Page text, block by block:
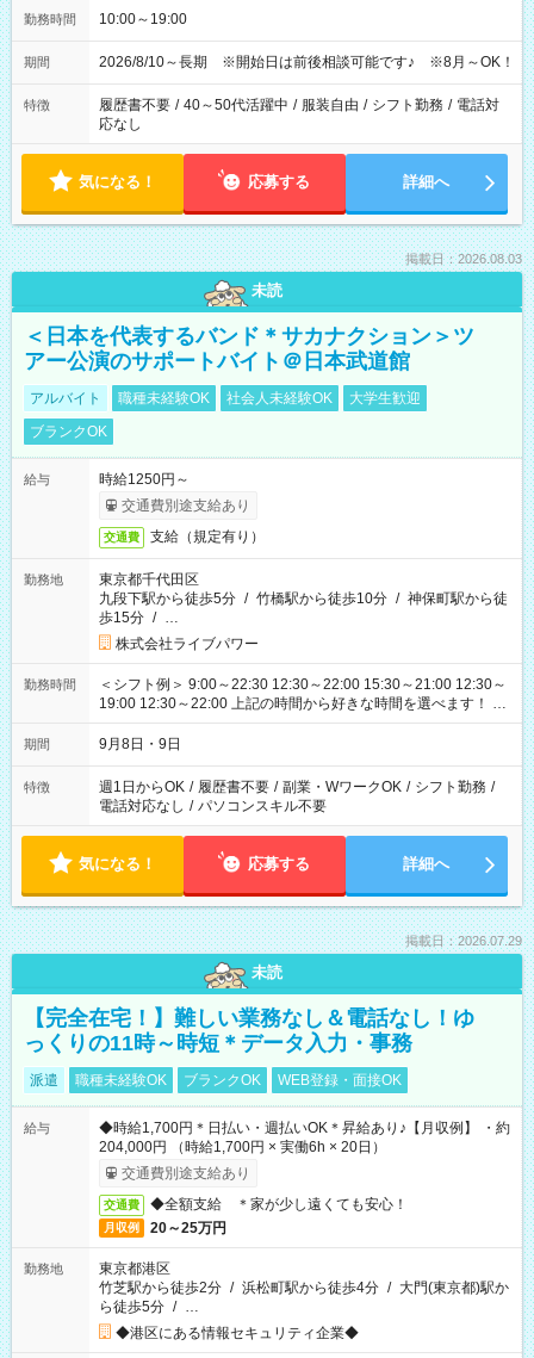
勤務時間 10:00～19:00
期間 2026/8/10～長期 ※開始日は前後相談可能です♪ ※8月～OK！
特徴 履歴書不要 / 40～50代活躍中 / 服装自由 / シフト勤務 / 電話対
応なし
気になる！ 応募する 詳細へ
掲載日：2026.08.03
未読
＜日本を代表するバンド＊サカナクション＞ツ
アー公演のサポートバイト＠日本武道館
アルバイト 職種未経験OK 社会人未経験OK
大学生歓迎
ブランクOK
給与
時給1250円～
交通費別途支給あり
交通費 支給（規定有り）
勤務地
東京都千代田区
九段下駅から徒歩5分 / 竹橋駅から徒歩10分 / 神保町駅から徒
歩15分 / …
株式会社ライブパワー
勤務時間
＜シフト例＞ 9:00～22:30 12:30～22:00 15:30～21:00 12:30～
19:00 12:30～22:00 上記の時間から好きな時間を選べます！ ※
時間は変更となる可能性があります
期間 9月8日・9日
特徴 週1日からOK / 履歴書不要 / 副業・WワークOK / シフト勤務 /
電話対応なし / パソコンスキル不要
気になる！ 応募する 詳細へ
掲載日：2026.07.29
未読
【完全在宅！】難しい業務なし＆電話なし！ゆ
っくりの11時～時短＊データ入力・事務
派遣 職種未経験OK ブランクOK WEB登録・面接OK
給与
◆時給1,700円＊日払い・週払いOK＊昇給あり♪【月収例】 ・約
204,000円 （時給1,700円 × 実働6h × 20日）
交通費別途支給あり
交通費 ◆全額支給 ＊家が少し遠くても安心！
月収例 20～25万円
勤務地
東京都港区
竹芝駅から徒歩2分 / 浜松町駅から徒歩4分 / 大門(東京都)駅か
ら徒歩5分 / …
◆港区にある情報セキュリティ企業◆